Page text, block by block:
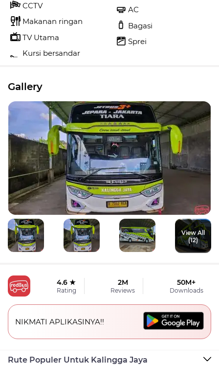
CCTV
Makanan ringan
TV Utama
Kursi bersandar
AC
Bagasi
Sprei
Gallery
View All
(12)
4.6 ★
Rating
2M
Reviews
50M+
Downloads
NIKMATI APLIKASINYA!!
Rute Populer Untuk Kalingga Jaya